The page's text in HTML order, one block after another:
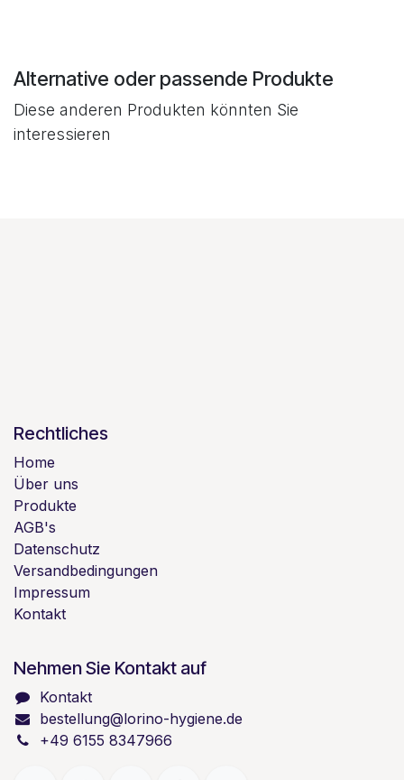
Alternative oder passende Produkte
Diese anderen Produkten könnten Sie
interessieren
Rechtliches
Home
Über uns
Produkte
AGB's
Datenschutz
Versandbedingungen
Impressum
Kontakt
Nehmen Sie Kontakt auf
Kontakt
bestellung@lorino-hygiene.de
+49 6155 8347966